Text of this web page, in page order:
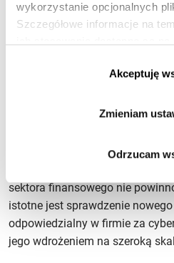
wykorzystanie opcjonalnych
Szczegółowe informacje na
Akceptuję
Zmieniam
Odrzucam
Indeks
górny
chmura,
analityka
dużych
baz
Najważniejsze priorytety cyfrowe
finansowych: chmura, analityka
zyski, a także ograniczyć
przetestowane. Często
sektora finansowego nie
istotne jest sprawdzenie
odpowiedzialny w firmie za
jego wdrożeniem na szeroką